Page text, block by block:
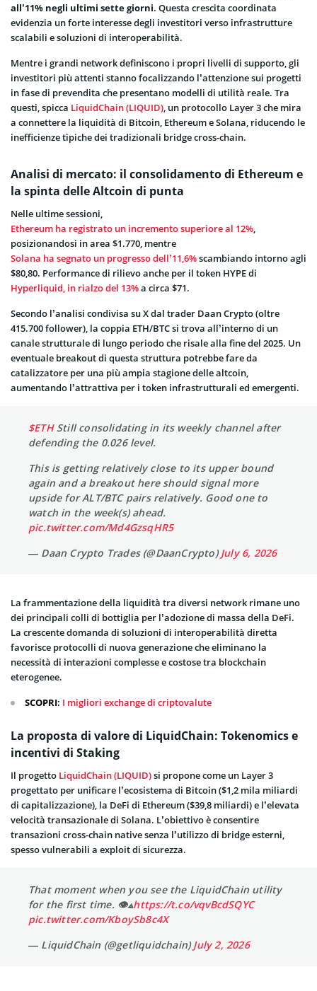
all’11% negli ultimi sette giorni. Questa crescita coordinata
evidenzia un forte interesse degli investitori verso infrastrutture
scalabili e soluzioni di interoperabilità.
Mentre i grandi network definiscono i propri livelli di supporto, gli
investitori più attenti stanno focalizzando l’attenzione sui progetti
in fase di prevendita che presentano modelli di utilità reale. Tra
questi, spicca LiquidChain (LIQUID), un protocollo Layer 3 che mira
a connettere la liquidità di Bitcoin, Ethereum e Solana, riducendo le
inefficienze tipiche dei tradizionali bridge cross-chain.
Analisi di mercato: il consolidamento di Ethereum e
la spinta delle Altcoin di punta
Nelle ultime sessioni,
Ethereum ha registrato un incremento superiore al 12%,
posizionandosi in area $1.770, mentre
Solana ha segnato un progresso dell’11,6%scambiando intorno agli
$80,80. Performance di rilievo anche per il token HYPE di
Hyperliquid, in rialzo del 13%a circa $71.
Secondo l’analisi condivisa su X dal trader Daan Crypto (oltre
415.700 follower), la coppia ETH/BTC si trova all’interno di un
canale strutturale di lungo periodo che risale alla fine del 2025. Un
eventuale breakout di questa struttura potrebbe fare da
catalizzatore per una più ampia stagione delle altcoin,
aumentando l’attrattiva per i token infrastrutturali ed emergenti.
$ETHStill consolidating in its weekly channel after
defending the 0.026 level.
This is getting relatively close to its upper bound
again and a breakout here should signal more
upside for ALT/BTC pairs relatively. Good one to
watch in the week(s) ahead.
pic.twitter.com/Md4GzsqHR5
— Daan Crypto Trades (@DaanCrypto)July 6, 2026
La frammentazione della liquidità tra diversi network rimane uno
dei principali colli di bottiglia per l’adozione di massa della DeFi.
La crescente domanda di soluzioni di interoperabilità diretta
favorisce protocolli di nuova generazione che eliminano la
necessità di interazioni complesse e costose tra blockchain
eterogenee.
SCOPRI: I migliori exchange di criptovalute
La proposta di valore di LiquidChain: Tokenomics e
incentivi di Staking
Il progetto LiquidChain (LIQUID)si propone come un Layer 3
progettato per unificare l’ecosistema di Bitcoin ($1,2 mila miliardi
di capitalizzazione), la DeFi di Ethereum ($39,8 miliardi) e l’elevata
velocità transazionale di Solana. L’obiettivo è consentire
transazioni cross-chain native senza l’utilizzo di bridge esterni,
spesso vulnerabili a exploit di sicurezza.
That moment when you see the LiquidChain utility
for the first time. 👁⟁https://t.co/vqvBcdSQYC
pic.twitter.com/KboySb8c4X
— LiquidChain (@getliquidchain)July 2, 2026